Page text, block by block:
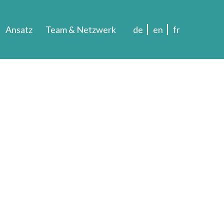
Ansatz Team & Netzwerk